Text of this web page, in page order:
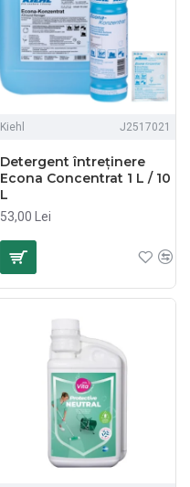
Kiehl J2517021
Detergent întreținere
Econa Concentrat 1 L / 10
L
53,00 Lei